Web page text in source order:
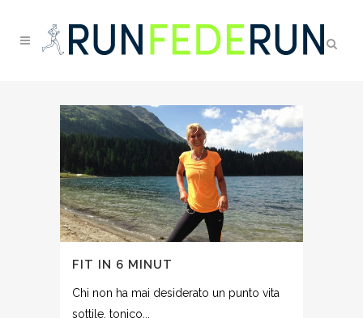
FIT IN 6 MINUT
Chi non ha mai desiderato un punto vita
sottile, tonico...